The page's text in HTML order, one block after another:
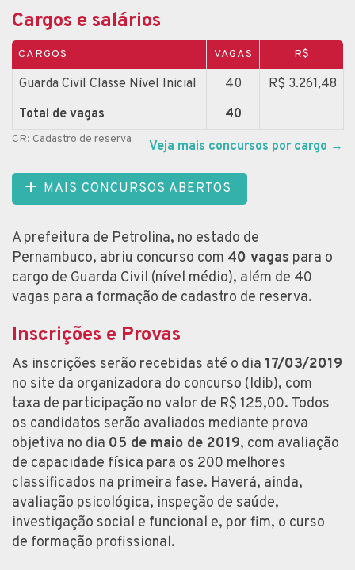
Cargos e salários
CARGOS VAGAS R$
Guarda Civil Classe Nível Inicial 40
R$ 3.261,48
Total de vagas
40
CR: Cadastro de reserva Veja mais concursos por cargo →
MAIS CONCURSOS ABERTOS
A prefeitura de Petrolina, no estado de
Pernambuco, abriu concurso com 40 vagas para o
cargo de Guarda Civil (nível médio), além de 40
vagas para a formação de cadastro de reserva.
Inscrições e Provas
As inscrições serão recebidas até o dia 17/03/2019
no site da organizadora do concurso (Idib), com
taxa de participação no valor de R$ 125,00. Todos
os candidatos serão avaliados mediante prova
objetiva no dia 05 de maio de 2019, com avaliação
de capacidade física para os 200 melhores
classificados na primeira fase. Haverá, ainda,
avaliação psicológica, inspeção de saúde,
investigação social e funcional e, por fim, o curso
de formação profissional.